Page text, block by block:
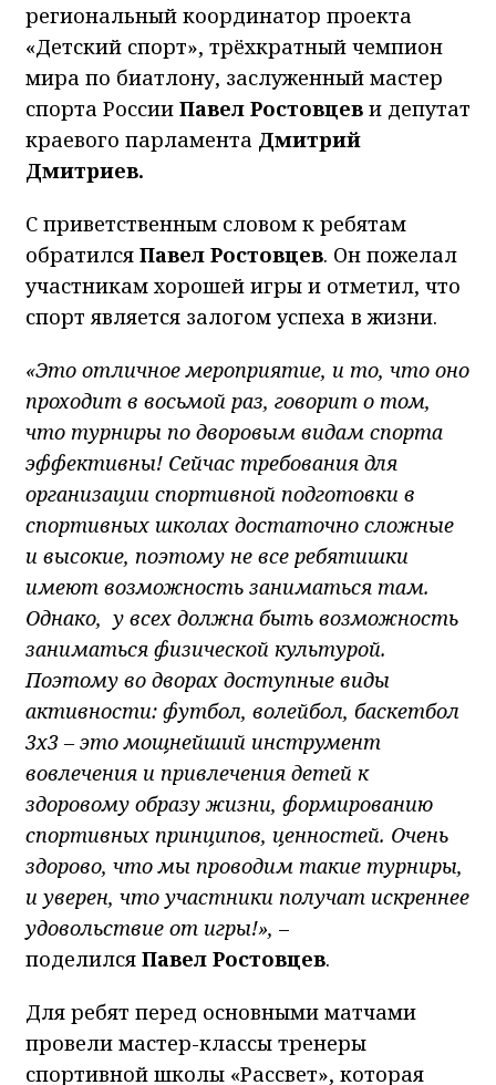
региональный координатор проекта
«Детский спорт», трёхкратный чемпион
мира по биатлону, заслуженный мастер
спорта России Павел Ростовцев и депутат
краевого парламента Дмитрий
Дмитриев.
С приветственным словом к ребятам
обратился Павел Ростовцев. Он пожелал
участникам хорошей игры и отметил, что
спорт является залогом успеха в жизни.
«Это отличное мероприятие, и то, что оно
проходит в восьмой раз, говорит о том,
что турниры по дворовым видам спорта
эффективны! Сейчас требования для
организации спортивной подготовки в
спортивных школах достаточно сложные
и высокие, поэтому не все ребятишки
имеют возможность заниматься там.
Однако, у всех должна быть возможность
заниматься физической культурой.
Поэтому во дворах доступные виды
активности: футбол, волейбол, баскетбол
3х3 – это мощнейший инструмент
вовлечения и привлечения детей к
здоровому образу жизни, формированию
спортивных принципов, ценностей. Очень
здорово, что мы проводим такие турниры,
и уверен, что участники получат искреннее
удовольствие от игры!», –
поделился Павел Ростовцев.
Для ребят перед основными матчами
провели мастер-классы тренеры
спортивной школы «Рассвет», которая